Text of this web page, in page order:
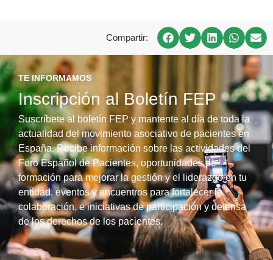
Compartir:
TE INFORMAMOS
Inscripción al Boletín FEP
Suscríbete al boletín FEP y mantente al día de toda la
actualidad del movimiento asociativo de pacientes en
España. Recibe información sobre las actividades del
Foro Español de Pacientes, oportunidades de
formación para mejorar la gestión y el liderazgo en tu
entidad, eventos y encuentros para fortalecer la
colaboración, e iniciativas de participación y defensa
de los derechos de los pacientes.